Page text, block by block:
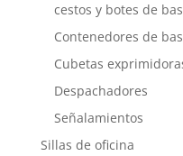
cestos y botes de
Contenedores de
Cubetas
Despachadores
Señalamientos
Sillas de oficina